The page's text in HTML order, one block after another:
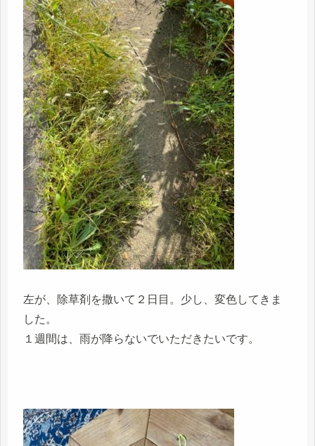
左が、除草剤を撒いて２日目。少し、変色してきま
した。
１週間は、雨が降らないでいただきたいです。